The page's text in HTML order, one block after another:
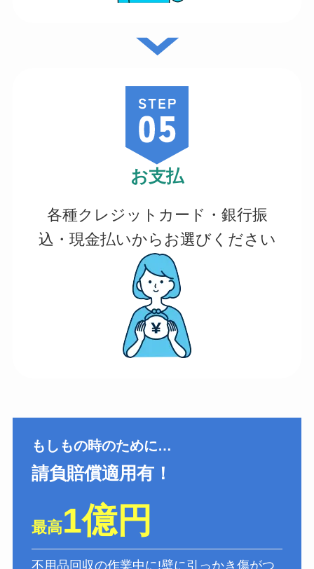
お支払
各種クレジットカード・銀行振
込・現金払いからお選びください
もしもの時のために…
請負賠償適用有！
最高1億円
不用品回収の作業中に!壁に引っかき傷がつ